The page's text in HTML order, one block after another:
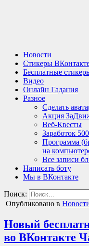
Новости
Стикеры
Бесплатные
Видео
Онлайн Гадания
Разное
Сделать
Акция
Веб-Квесты
Заработок
Программа
на
Все записи
Написать боту
Мы в ВКонтакте
Поиск:
Опубликовано в
Новый
во ВКонтакте